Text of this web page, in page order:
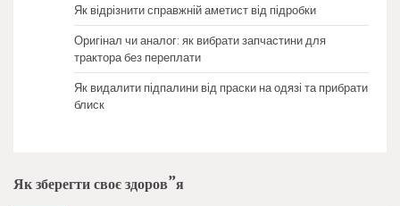
Як відрізнити справжній аметист від підробки
Оригінал чи аналог: як вибрати запчастини для
трактора без переплати
Як видалити підпалини від праски на одязі та прибрати
блиск
Як зберегти своє здоров”я